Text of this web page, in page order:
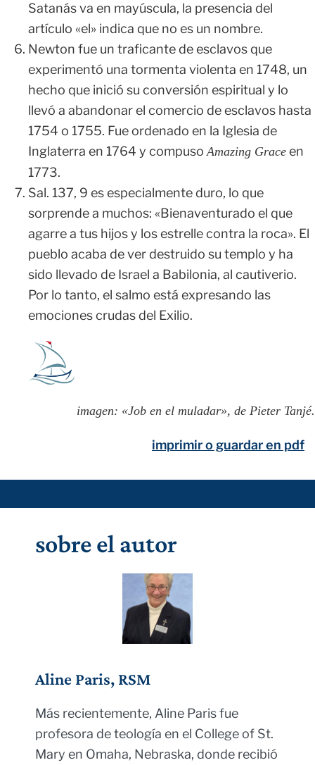
Satanás va en mayúscula, la presencia del
artículo «el» indica que no es un nombre.
Newton fue un traficante de esclavos que
experimentó una tormenta violenta en 1748, un
hecho que inició su conversión espiritual y lo
llevó a abandonar el comercio de esclavos hasta
1754 o 1755. Fue ordenado en la Iglesia de
Inglaterra en 1764 y compuso Amazing Grace en
1773.
Sal. 137, 9 es especialmente duro, lo que
sorprende a muchos: «Bienaventurado el que
agarre a tus hijos y los estrelle contra la roca». El
pueblo acaba de ver destruido su templo y ha
sido llevado de Israel a Babilonia, al cautiverio.
Por lo tanto, el salmo está expresando las
emociones crudas del Exilio.
imagen: «Job en el muladar», de Pieter Tanjé.
sobre el autor
Aline Paris, RSM
Más recientemente, Aline Paris fue
profesora de teología en el College of St.
Mary en Omaha, Nebraska, donde recibió